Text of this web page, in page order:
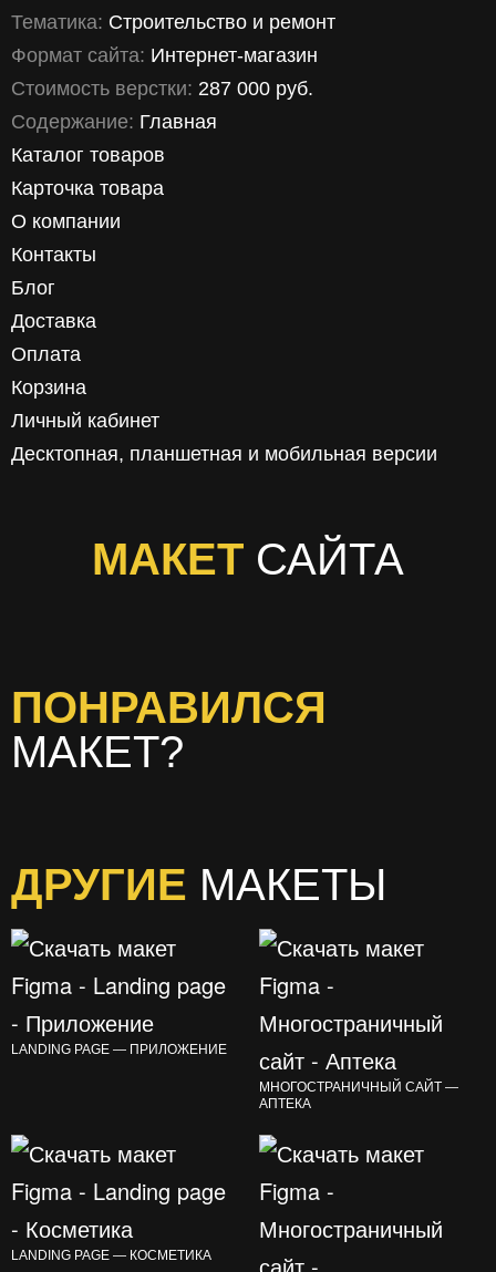
Тематика: Строительство и ремонт
Формат сайта: Интернет-магазин
Стоимость верстки: 287 000 руб.
Содержание: Главная
Каталог товаров
Карточка товара
О компании
Контакты
Блог
Доставка
Оплата
Корзина
Личный кабинет
Десктопная, планшетная и мобильная версии
МАКЕТ САЙТА
ПОНРАВИЛСЯ
МАКЕТ?
ДРУГИЕ МАКЕТЫ
LANDING PAGE — ПРИЛОЖЕНИЕ
МНОГОСТРАНИЧНЫЙ САЙТ —
АПТЕКА
LANDING PAGE — КОСМЕТИКА